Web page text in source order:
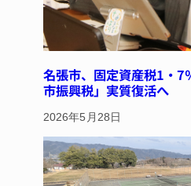
名張市、固定資産税1・
市振興税」実質復活へ
2026年5月28日